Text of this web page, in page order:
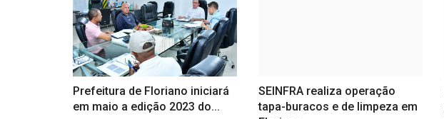
Prefeitura de Floriano iniciará
em maio a edição 2023 do...
SEINFRA realiza operação
tapa-buracos e de limpeza em